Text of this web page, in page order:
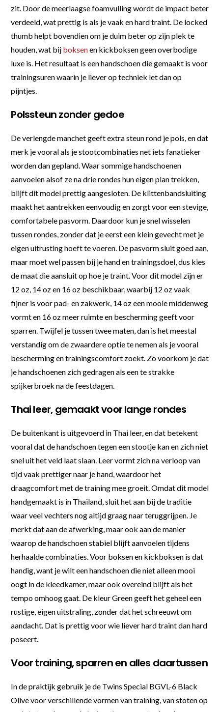
zit. Door de meerlaagse foamvulling wordt de impact beter
verdeeld, wat prettig is als je vaak en hard traint. De locked
thumb helpt bovendien om je duim beter op zijn plek te
houden, wat bij boksenen kickboksen geen overbodige
luxe is. Het resultaat is een handschoen die gemaakt is voor
trainingsuren waarin je liever op techniek let dan op
pijntjes.
Polssteun zonder gedoe
De verlengde manchet geeft extra steun rond je pols, en dat
merk je vooral als je stootcombinaties net iets fanatieker
worden dan gepland. Waar sommige handschoenen
aanvoelen alsof ze na drie rondes hun eigen plan trekken,
blijft dit model prettig aangesloten. De klittenbandsluiting
maakt het aantrekken eenvoudig en zorgt voor een stevige,
comfortabele pasvorm. Daardoor kun je snel wisselen
tussen rondes, zonder dat je eerst een klein gevecht met je
eigen uitrusting hoeft te voeren. De pasvorm sluit goed aan,
maar moet wel passen bij je hand en trainingsdoel, dus kies
de maat die aansluit op hoe je traint. Voor dit model zijn er
12 oz, 14 oz en 16 oz beschikbaar, waarbij 12 oz vaak
fijner is voor pad- en zakwerk, 14 oz een mooie middenweg
vormt en 16 oz meer ruimte en bescherming geeft voor
sparren. Twijfel je tussen twee maten, dan is het meestal
verstandig om de zwaardere optie te nemen als je vooral
bescherming en trainingscomfort zoekt. Zo voorkom je dat
je handschoenen zich gedragen als een te strakke
spijkerbroek na de feestdagen.
Thai leer, gemaakt voor lange rondes
De buitenkant is uitgevoerd in Thai leer, en dat betekent
vooral dat de handschoen tegen een stootje kan en zich niet
snel uit het veld laat slaan. Leer vormt zich na verloop van
tijd vaak prettiger naar je hand, waardoor het
draagcomfort met de training mee groeit. Omdat dit model
handgemaakt is in Thailand, sluit het aan bij de traditie
waar veel vechters nog altijd graag naar teruggrijpen. Je
merkt dat aan de afwerking, maar ook aan de manier
waarop de handschoen stabiel blijft aanvoelen tijdens
herhaalde combinaties. Voor boksen en kickboksen is dat
handig, want je wilt een handschoen die niet alleen mooi
oogt in de kleedkamer, maar ook overeind blijft als het
tempo omhoog gaat. De kleur Green geeft het geheel een
rustige, eigen uitstraling, zonder dat het schreeuwt om
aandacht. Dat is prettig voor wie liever hard traint dan hard
poseert.
Voor training, sparren en alles daartussen
In de praktijk gebruik je de Twins Special BGVL-6 Black
Olive voor verschillende vormen van training, van stoten op